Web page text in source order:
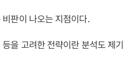
판이 나오는 지점이다.
을 고려한 전략이란 분석도 제기